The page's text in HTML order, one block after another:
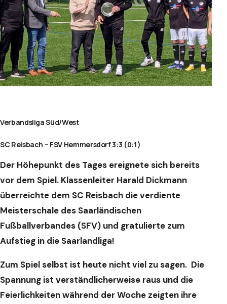
Verbandsliga Süd/West
SC Reisbach – FSV Hemmersdorf 3:3 (0:1)
Der Höhepunkt des Tages ereignete sich bereits
vor dem Spiel. Klassenleiter Harald Dickmann
überreichte dem SC Reisbach die verdiente
Meisterschale des Saarländischen
Fußballverbandes (SFV) und gratulierte zum
Aufstieg in die Saarlandliga!
Zum Spiel selbst ist heute nicht viel zu sagen. Die
Spannung ist verständlicherweise raus und die
Feierlichkeiten während der Woche zeigten ihre